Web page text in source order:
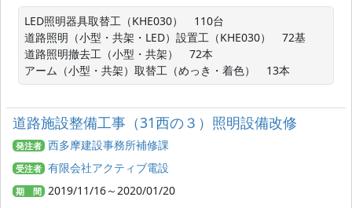
LED照明器具取替工（KHE030）　110台
道路照明（小型・共架・LED）設置工（KHE030）　72基
道路照明撤去工（小型・共架）　72本
アーム（小型・共架）取替工（めっき・着色）　13本
道路施設整備工事（31西の３）照明設備改修
発注者 西多摩建設事務所補修課
受注者 有限会社アクティブ電設
期 間 2019/11/16～2020/01/20